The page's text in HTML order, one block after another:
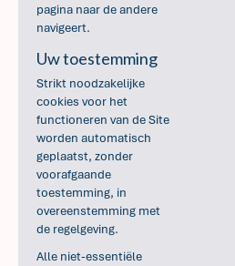
pagina naar de andere
navigeert.
Uw toestemming
Strikt noodzakelijke
cookies voor het
functioneren van de Site
worden automatisch
geplaatst, zonder
voorafgaande
toestemming, in
overeenstemming met
de regelgeving.
Alle niet-essentiële